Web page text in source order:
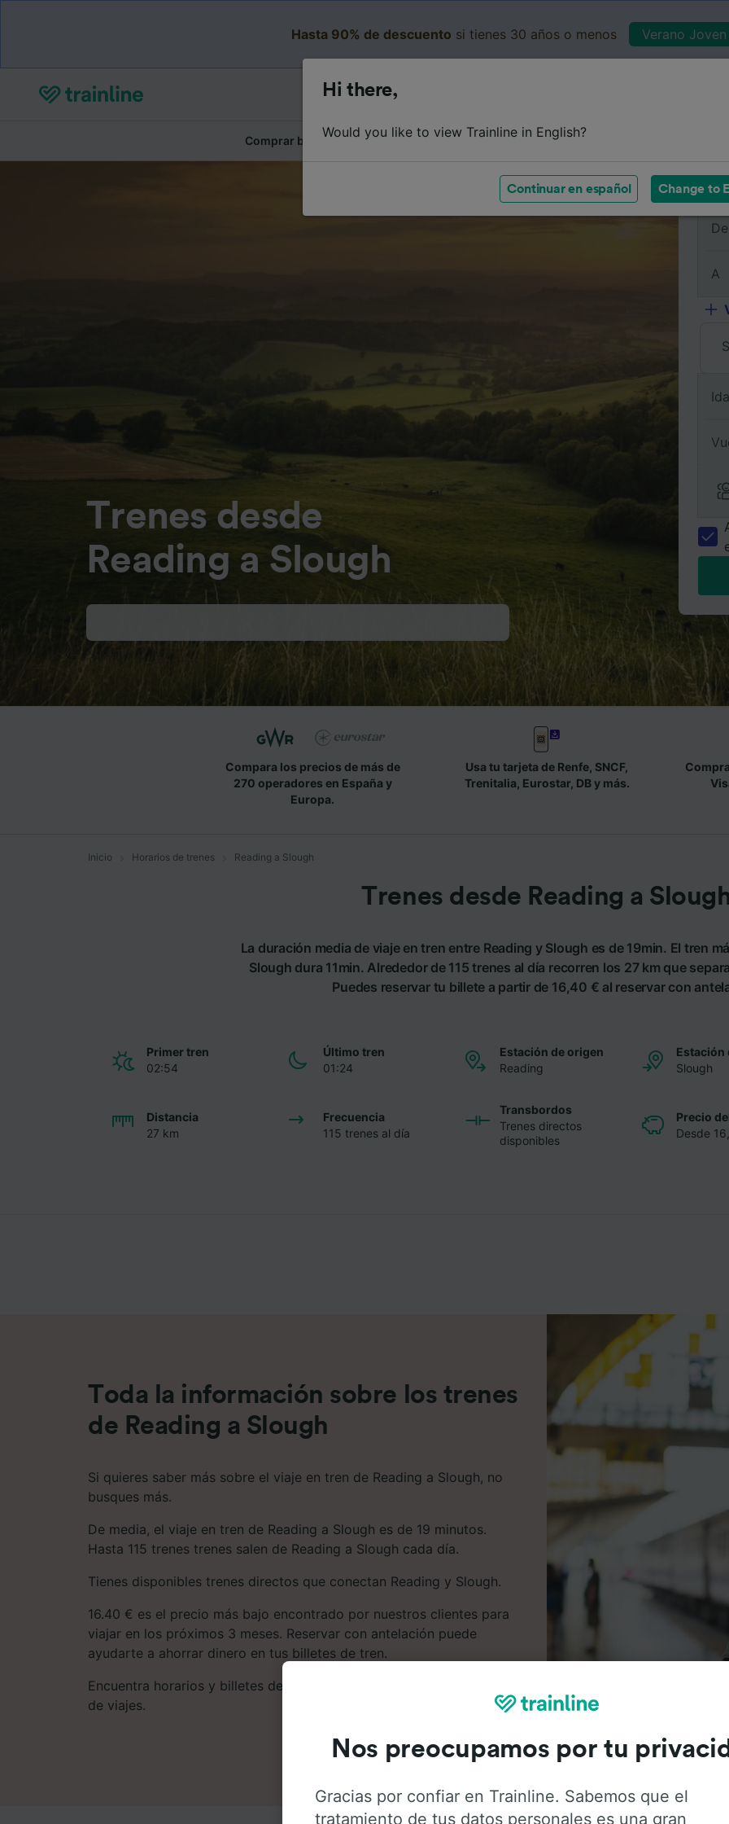
Hasta 90% de descuento si tienes 30 años o menos Verano
Comprar billetes Resumen del viaje Horarios Preguntas frecuentes
Trenes desde
Reading a Slough
De
A
Ida
Compara los precios de más de
270 operadores en España y
Europa.
Usa tu tarjeta de Renfe, SNCF,
Trenitalia, Eurostar, DB y más.
Inicio Horarios de trenes Reading a Slough
Trenes desde Reading a
La duración media de viaje en tren entre Reading y Slough es de 19min. El tren
Slough dura 11min. Alrededor de 115 trenes al día recorren los 27 km que
Puedes reservar tu billete a partir de 16,40 € al reservar con
Primer tren
02:54
Último tren
01:24
Estación de origen
Reading
Estación
Slough
Distancia
27 km
Frecuencia
115 trenes al día
Transbordos
Trenes directos
disponibles
Precio
Desde
Toda la información sobre los trenes
de Reading a Slough
Si quieres saber más sobre el viaje en tren de Reading a Slough, no
busques más.
De media, el viaje en tren de Reading a Slough es de 19 minutos.
Hasta 115 trenes trenes salen de Reading a Slough cada día.
Tienes disponibles trenes directos que conectan Reading y Slough.
16.40 € es el precio más bajo encontrado por nuestros clientes para
viajar en los próximos 3 meses. Reservar con antelación puede
ayudarte a ahorrar dinero en tus billetes de tren.
Encuentra horarios y billetes de tren baratos en nuestro planificador
de viajes.
Hi there,
Would you like to view Trainline in English?
Continuar en español Change to
Nos preocupamos por tu
Gracias por confiar en Trainline. Sabemos que el
tratamiento de tus datos personales es una gran